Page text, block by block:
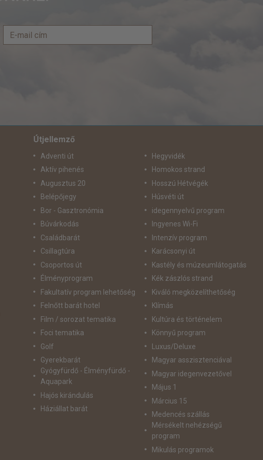
Útjellemző
Adventi út
Aktív pihenés
Augusztus 20
Belépőjegy
Bor - Gasztronómia
Búvárkodás
Családbarát
Csillagtúra
Csoportos út
Élményprogram
Fakultatív program lehetőség
Felnőtt barát hotel
Film / sorozat tematika
Foci tematika
Golf
Gyerekbarát
Gyógyfürdő - Élményfürdő -
Aquapark
Hajós kirándulás
Háziállat barát
Hegyvidék
Homokos strand
Hosszú Hétvégék
Húsvéti út
idegennyelvű program
Ingyenes Wi-Fi
Intenzív program
Karácsonyi út
Kastély és múzeumlátogatás
Kék zászlós strand
Kiváló megközelíthetőség
Klímás
Kultúra és történelem
Könnyű program
Luxus/Deluxe
Magyar asszisztenciával
Magyar idegenvezetővel
Május 1
Március 15
Medencés szállás
Mérsékelt nehézségű
program
Mikulás programok